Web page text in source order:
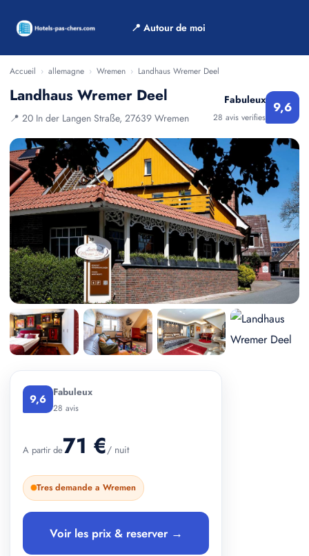
📍 Autour de moi
Accueil › allemagne › Wremen › Landhaus Wremer Deel
Landhaus Wremer Deel
📍 20 In der Langen Straße, 27639 Wremen
Fabuleux
28 avis verifies
9,6
9,6 Fabuleux
28 avis
A partir de71 €/ nuit
Tres demande a Wremen
Voir les prix & reserver →